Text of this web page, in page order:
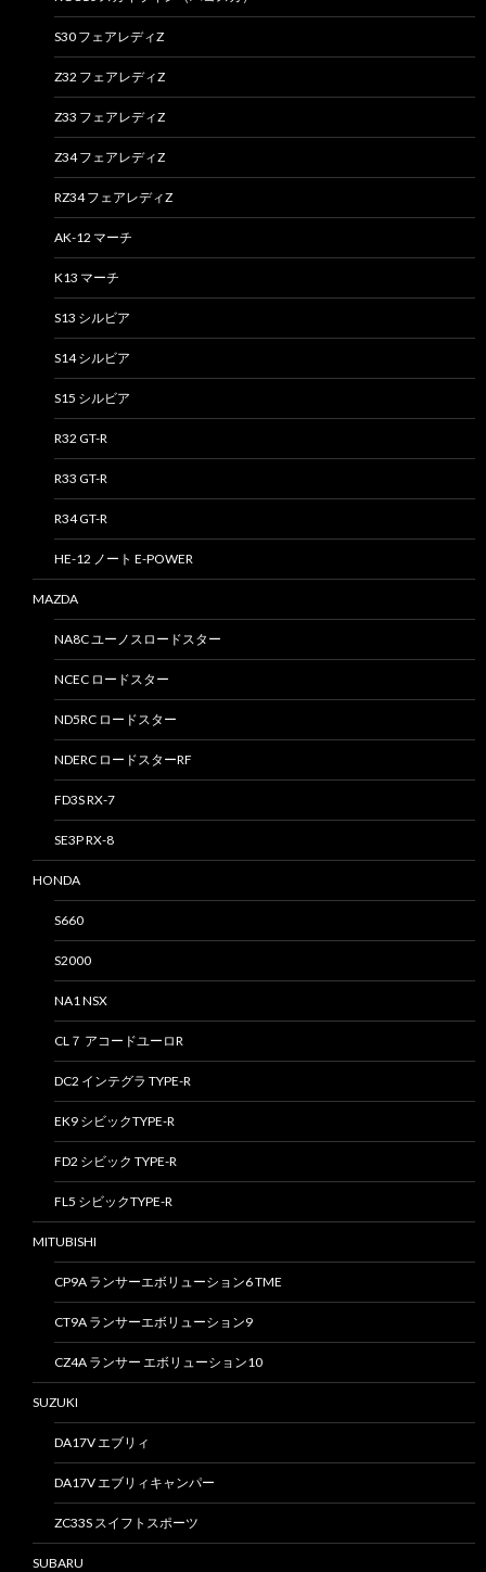
S30 フェアレディZ
Z32 フェアレディZ
Z33 フェアレディZ
Z34 フェアレディZ
RZ34 フェアレディZ
AK-12 マーチ
K13 マーチ
S13 シルビア
S14 シルビア
S15 シルビア
R32 GT-R
R33 GT-R
R34 GT-R
HE-12 ノート E-POWER
MAZDA
NA8C ユーノスロードスター
NCEC ロードスター
ND5RC ロードスター
NDERC ロードスターRF
FD3S RX-7
SE3P RX-8
HONDA
S660
S2000
NA1 NSX
CL７ アコードユーロR
DC2 インテグラ TYPE-R
EK9 シビックTYPE-R
FD2 シビック TYPE-R
FL5 シビックTYPE-R
MITUBISHI
CP9A ランサーエボリューション6 TME
CT9A ランサーエボリューション9
CZ4A ランサー エボリューション10
SUZUKI
DA17V エブリィ
DA17V エブリィキャンパー
ZC33S スイフトスポーツ
SUBARU